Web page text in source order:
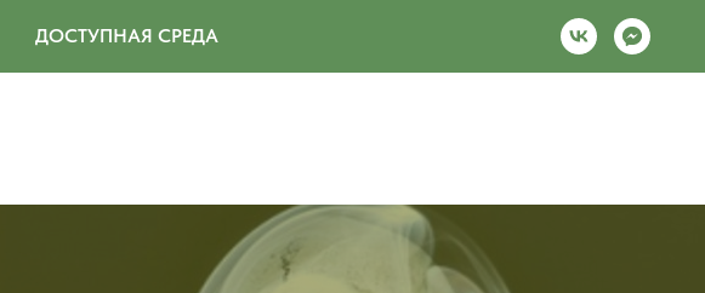
ДОСТУПНАЯ СРЕДА